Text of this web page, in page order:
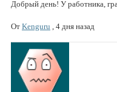
Добрый день! У работника,
От Kenguru 4 дня назад